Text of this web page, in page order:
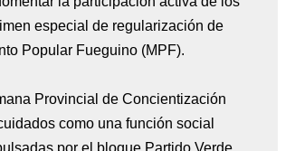
especial de regularización de
Popular Fueguino (MPF).
Provincial de Concientización
como una función social
por el bloque Partido Verde